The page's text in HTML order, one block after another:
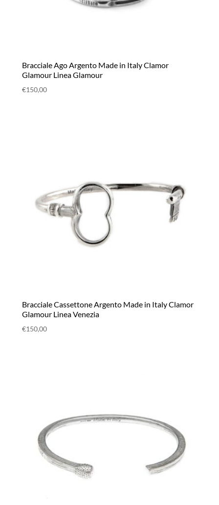
Bracciale Ago Argento Made in Italy Clamor
Glamour Linea Glamour
€150,00
Bracciale Cassettone Argento Made in Italy Clamor
Glamour Linea Venezia
€150,00